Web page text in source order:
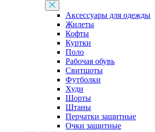
Аксессуары для одежды
Жилеты
Кофты
Куртки
Поло
Рабочая обувь
Свитшоты
Футболки
Худи
Шорты
Штаны
Перчатки защитные
Очки защитные